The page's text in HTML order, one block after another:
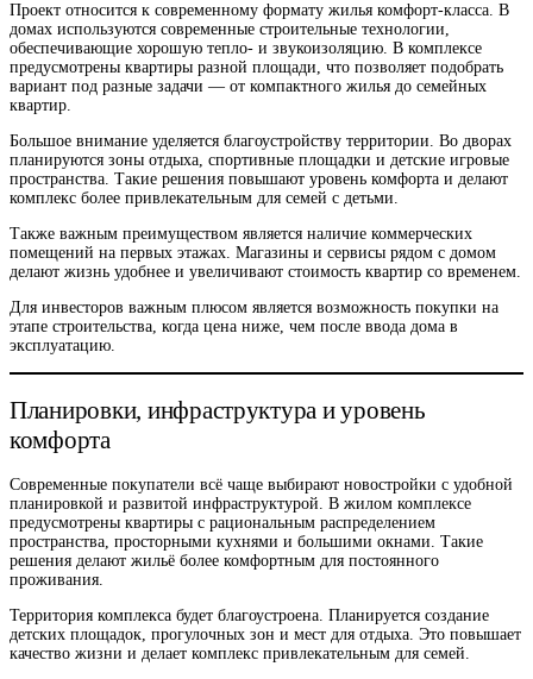
Проект относится к современному формату жилья комфорт-класса. В
домах используются современные строительные технологии,
обеспечивающие хорошую тепло- и звукоизоляцию. В комплексе
предусмотрены квартиры разной площади, что позволяет подобрать
вариант под разные задачи — от компактного жилья до семейных
квартир.
Большое внимание уделяется благоустройству территории. Во дворах
планируются зоны отдыха, спортивные площадки и детские игровые
пространства. Такие решения повышают уровень комфорта и делают
комплекс более привлекательным для семей с детьми.
Также важным преимуществом является наличие коммерческих
помещений на первых этажах. Магазины и сервисы рядом с домом
делают жизнь удобнее и увеличивают стоимость квартир со временем.
Для инвесторов важным плюсом является возможность покупки на
этапе строительства, когда цена ниже, чем после ввода дома в
эксплуатацию.
Планировки, инфраструктура и уровень
комфорта
Современные покупатели всё чаще выбирают новостройки с удобной
планировкой и развитой инфраструктурой. В жилом комплексе
предусмотрены квартиры с рациональным распределением
пространства, просторными кухнями и большими окнами. Такие
решения делают жильё более комфортным для постоянного
проживания.
Территория комплекса будет благоустроена. Планируется создание
детских площадок, прогулочных зон и мест для отдыха. Это повышает
качество жизни и делает комплекс привлекательным для семей.